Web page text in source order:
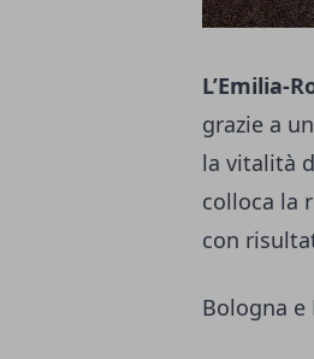
L’Emilia-
grazie a
la vitalità
colloca la
con
Bologna e